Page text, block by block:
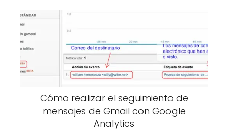
Cómo realizar el seguimiento de
mensajes de Gmail con Google
Analytics